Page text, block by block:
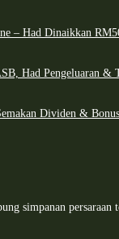
– Had Dinaikkan
Had Pengeluaran &
Dividen &
simpanan persaraan